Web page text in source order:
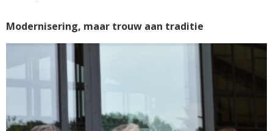
Modernisering, maar trouw aan traditie